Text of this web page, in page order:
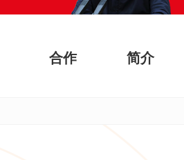
合作 简介